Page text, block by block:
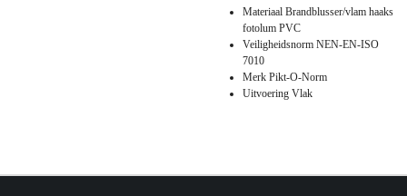
Materiaal Brandblusser/vlam haaks
fotolum PVC
Veiligheidsnorm NEN-EN-ISO
7010
Merk Pikt-O-Norm
Uitvoering Vlak